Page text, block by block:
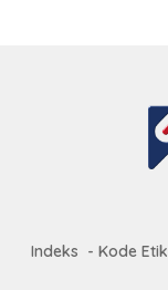
Indeks Kode Etik